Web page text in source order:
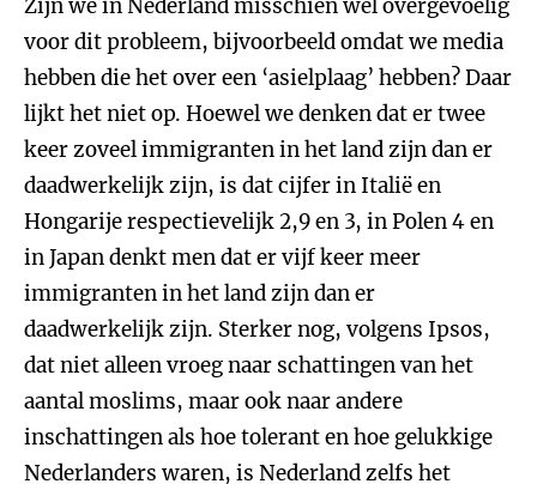
Zijn we in Nederland misschien wel overgevoelig
voor dit probleem, bijvoorbeeld omdat we media
hebben die het over een ‘asielplaag’ hebben? Daar
lijkt het niet op. Hoewel we denken dat er twee
keer zoveel immigranten in het land zijn dan er
daadwerkelijk zijn, is dat cijfer in Italië en
Hongarije respectievelijk 2,9 en 3, in Polen 4 en
in Japan denkt men dat er vijf keer meer
immigranten in het land zijn dan er
daadwerkelijk zijn. Sterker nog, volgens Ipsos,
dat niet alleen vroeg naar schattingen van het
aantal moslims, maar ook naar andere
inschattingen als hoe tolerant en hoe gelukkige
Nederlanders waren, is Nederland zelfs het